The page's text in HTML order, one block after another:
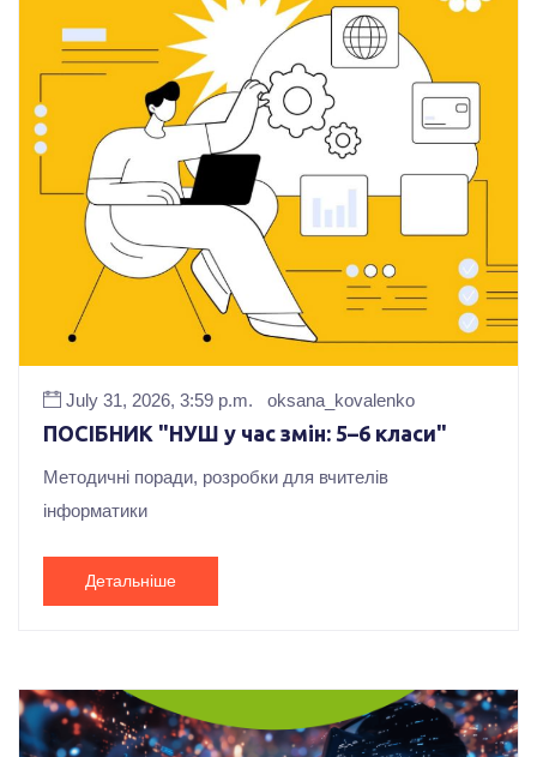
July 31, 2026, 3:59 p.m. oksana_kovalenko
ПОСІБНИК "НУШ у час змін: 5–6 класи"
Методичні поради, розробки для вчителів
інформатики
Детальніше